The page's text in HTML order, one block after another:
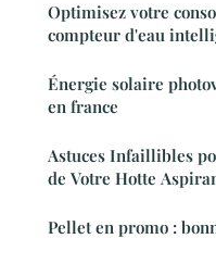
Optimisez votre
compteur d'eau
Énergie solaire
en france
Astuces Infaillibles
de Votre Hotte
Pellet en promo :